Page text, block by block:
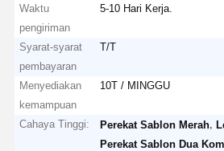
Waktu
pengiriman
5-10 Hari Kerja.
Syarat-syarat
pembayaran
T/T
Menyediakan
kemampuan
10T / MINGGU
Cahaya Tinggi: Perekat Sablon Merah ,
Perekat Sablon Dua